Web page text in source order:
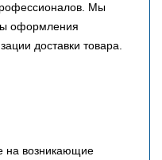
Мы
оформления
доставки товара.
на возникающие